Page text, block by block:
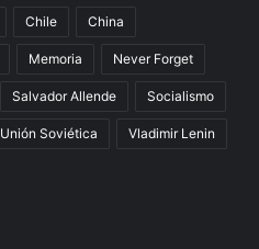
Chile China
Memoria Never Forget
Salvador Allende Socialismo
Unión Soviética Vladimir Lenin